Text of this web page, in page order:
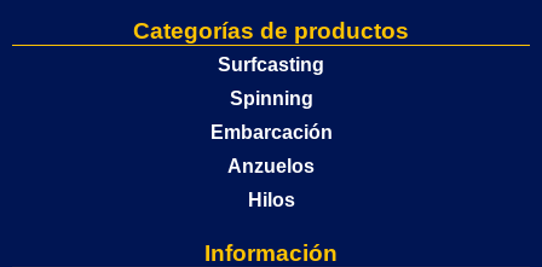
Categorías de productos
Surfcasting
Spinning
Embarcación
Anzuelos
Hilos
Información